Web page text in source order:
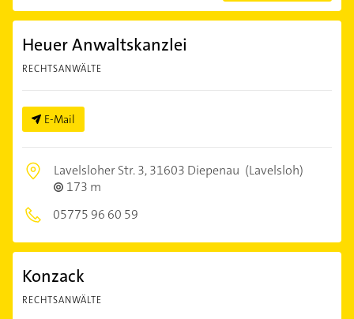
Heuer Anwaltskanzlei
RECHTSANWÄLTE
E-Mail
Lavelsloher Str. 3,31603 Diepenau (Lavelsloh)
173 m
05775 96 60 59
Konzack
RECHTSANWÄLTE